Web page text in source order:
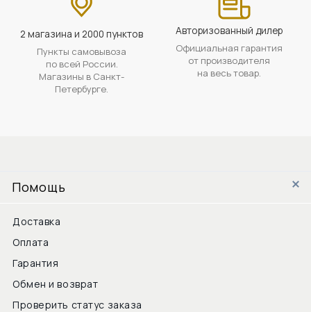
2 магазина и 2000 пунктов
Пункты самовывоза
по всей России.
Магазины в Санкт-
Петербурге.
Авторизованный дилер
Официальная гарантия
от производителя
на весь товар.
Помощь
Доставка
Оплата
Гарантия
Обмен и возврат
Проверить статус заказа